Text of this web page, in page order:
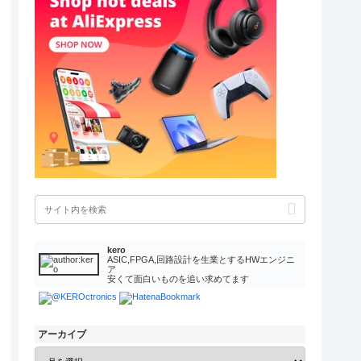
kero
ASIC,FPGA,回路設計を生業とするHWエンジニ
ア
安くて面白いものを追い求めてます
アーカイブ